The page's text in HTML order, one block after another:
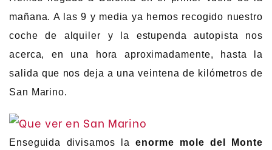
mañana. A las 9 y media ya hemos recogido nuestro
coche de alquiler y la estupenda autopista nos
acerca, en una hora aproximadamente, hasta la
salida que nos deja a una veintena de kilómetros de
San Marino.
Enseguida divisamos laenorme mole del Monte